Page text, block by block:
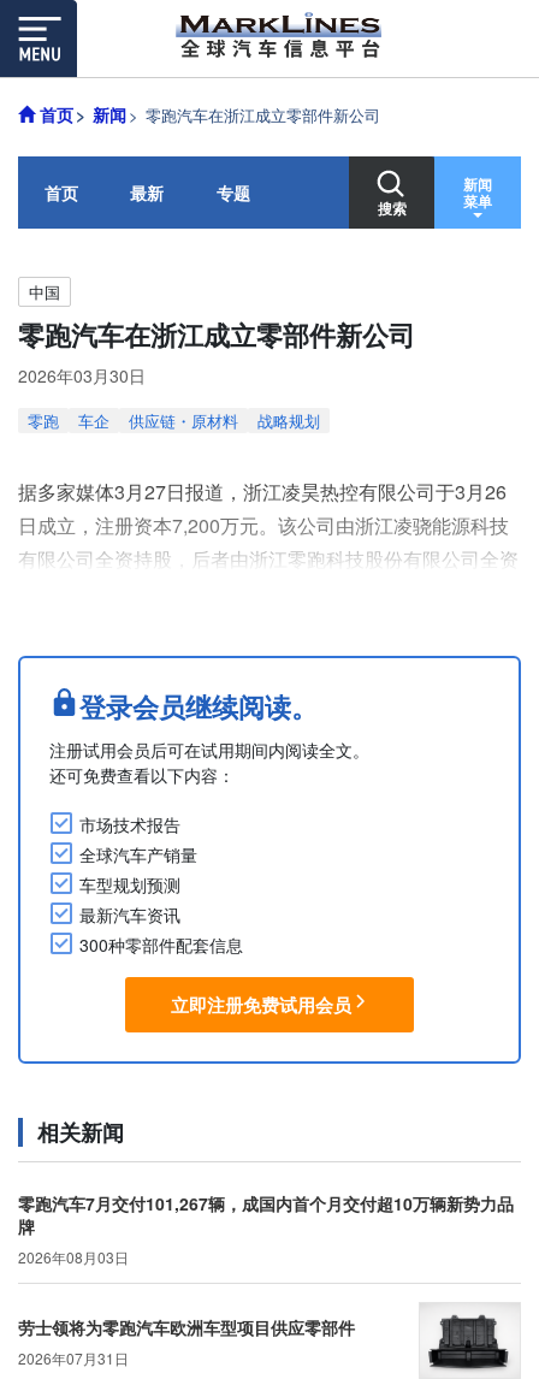
首页 新闻 零跑汽车在浙江成立零部件新公司
首页 最新 专题
搜索
新闻
菜单
中国
零跑汽车在浙江成立零部件新公司
2026年03月30日
零跑 车企 供应链・原材料 战略规划
据多家媒体3月27日报道，浙江凌昊热控有限公司于3月26
日成立，注册资本7,200万元。该公司由浙江凌骁能源科技
有限公司全资持股，后者由浙江零跑科技股份有限公司全资
池零配件生产；新能源汽车电附件销售；太阳能发电技术服
务等。
摘自多家媒体报道
登录会员继续阅读。
注册试用会员后可在试用期间内阅读全文。
还可免费查看以下内容：
市场技术报告
全球汽车产销量
车型规划预测
最新汽车资讯
300种零部件配套信息
立即注册免费试用会员
相关新闻
零跑汽车7月交付101,267辆，成国内首个月交付超10万辆新势力品
牌
2026年08月03日
劳士领将为零跑汽车欧洲车型项目供应零部件
2026年07月31日